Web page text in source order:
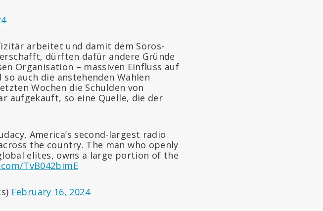
arbeitet und damit dem Soros-
dürften dafür andere Gründe
Organisation – massiven Einfluss auf
auch die anstehenden Wahlen
Wochen die Schulden von
aufgekauft, so eine Quelle, die der
America’s second-largest radio
the country. The man who openly
elites, owns a large portion of the
TvB042bimE
February 16, 2024